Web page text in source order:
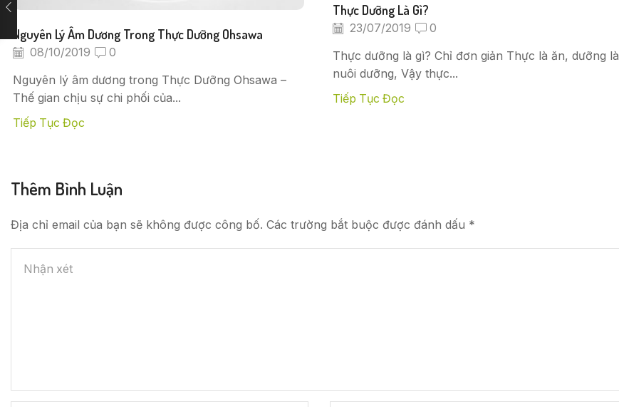
Nguyên Lý Âm Dương Trong Thực Dưỡng Ohsawa
08/10/2019 0
Nguyên lý âm dương trong Thực Dưỡng Ohsawa –
Thế gian chịu sự chi phối của...
Tiếp Tục Đọc
Thực Dưỡng Là Gì?
23/07/2019 0
Thực dưỡng là gì? Chỉ đơn giản Thực là ăn, dưỡng là
nuôi dưỡng, Vậy thực...
Tiếp Tục Đọc
Thêm Bình Luận
Địa chỉ email của bạn sẽ không được công bố. Các trường bắt buộc được đánh dấu *